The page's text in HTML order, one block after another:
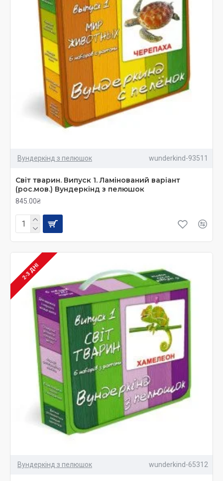
Вундеркінд з пелюшок wunderkind-93511
Світ тварин. Випуск 1. Ламінований варіант
(рос.мов.) Вундеркінд з пелюшок
845.00₴
2-3 ДНІ
Вундеркінд з пелюшок wunderkind-65312